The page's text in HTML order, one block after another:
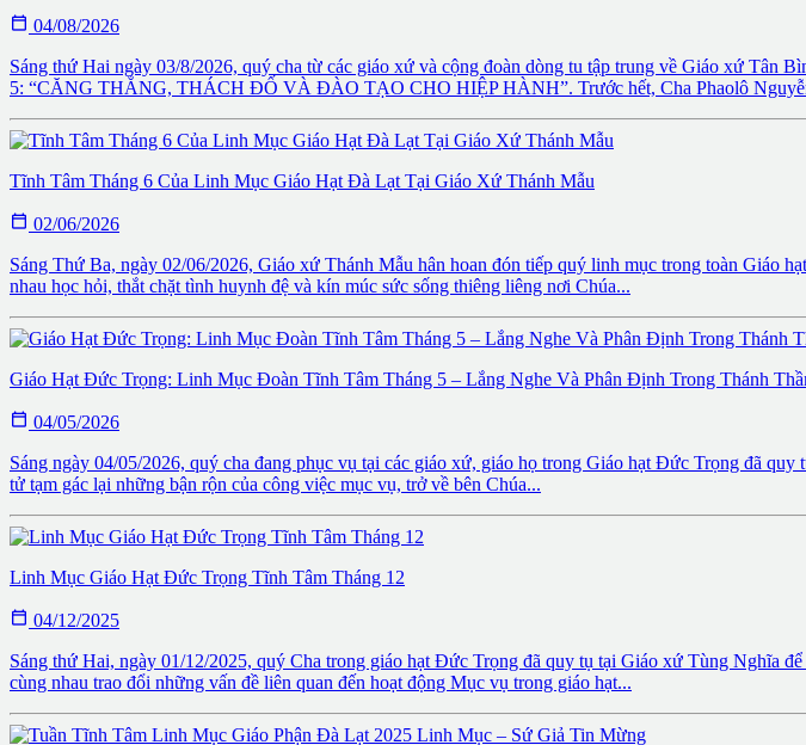
 04/08/2026
Sáng thứ Hai ngày 03/8/2026, quý cha từ các giáo xứ và cộng đoàn dòng tu tập trung về Giáo xứ Tân
5: “CĂNG THẲNG, THÁCH ĐỐ VÀ ĐÀO TẠO CHO HIỆP HÀNH”. Trước hết, Cha Phaolô
Tĩnh Tâm Tháng 6 Của Linh Mục Giáo Hạt Đà Lạt Tại Giáo Xứ Thánh Mẫu
 02/06/2026
Sáng Thứ Ba, ngày 02/06/2026, Giáo xứ Thánh Mẫu hân hoan đón tiếp quý linh mục trong toàn Giáo
nhau học hỏi, thắt chặt tình huynh đệ và kín múc sức sống thiêng liêng nơi Chúa...
Giáo Hạt Đức Trọng: Linh Mục Đoàn Tĩnh Tâm Tháng 5 – Lắng Nghe Và Phân Định Trong Thánh
 04/05/2026
Sáng ngày 04/05/2026, quý cha đang phục vụ tại các giáo xứ, giáo họ trong Giáo hạt Đức Trọng đã
tử tạm gác lại những bận rộn của công việc mục vụ, trở về bên Chúa...
Linh Mục Giáo Hạt Đức Trọng Tĩnh Tâm Tháng 12
 04/12/2025
Sáng thứ Hai, ngày 01/12/2025, quý Cha trong giáo hạt Đức Trọng đã quy tụ tại Giáo xứ Tùng Nghĩa
cùng nhau trao đổi những vấn đề liên quan đến hoạt động Mục vụ trong giáo hạt...